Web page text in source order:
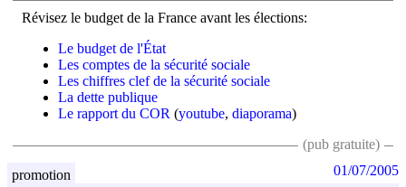
Révisez le budget de la France avant les élections:
Le budget de l'État
Les comptes de la sécurité sociale
Les chiffres clef de la sécurité sociale
La dette publique
Le rapport du COR (youtube, diaporama)
(pub gratuite)
promotion 01/07/2005